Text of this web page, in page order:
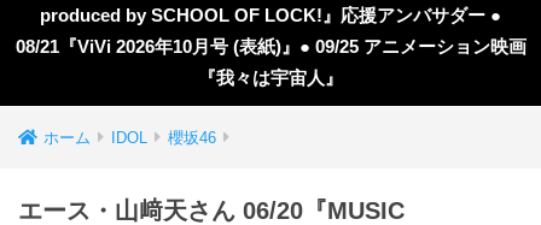
produced by SCHOOL OF LOCK!』応援アンバサダー ●
08/21『ViVi 2026年10月号 (表紙)』● 09/25 アニメーション映画
『我々は宇宙人』
ホーム IDOL 櫻坂46
エース・山﨑天さん 06/20『MUSIC